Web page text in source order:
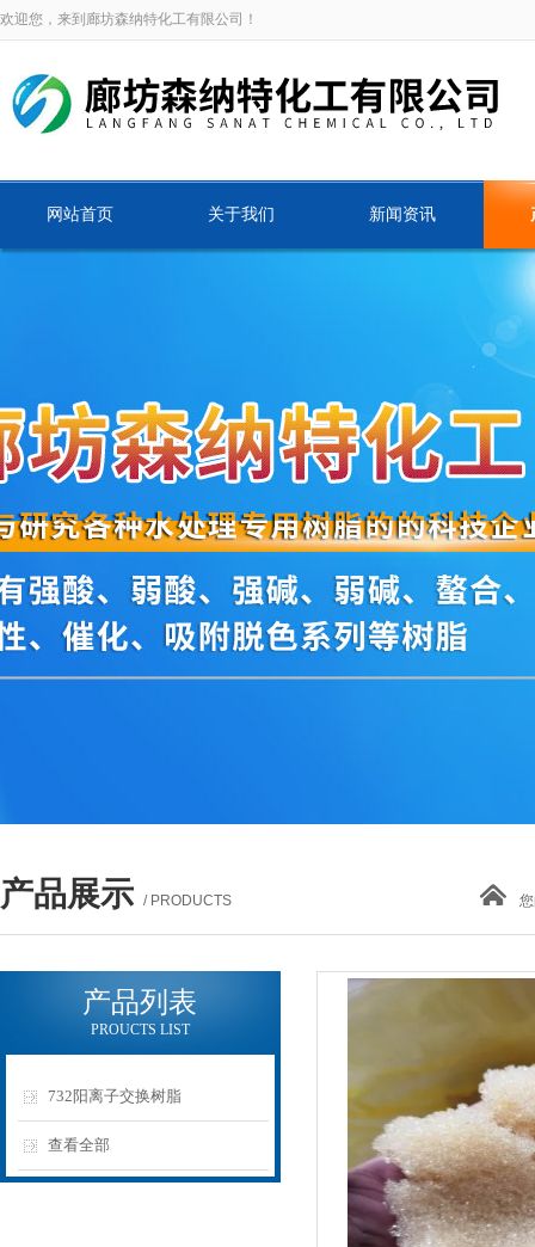
欢迎您，来到廊坊森纳特化工有限公司！
网站首页 关于我们 新闻资讯
产品展示 / PRODUCTS
产品列表
PROUCTS LIST
732阳离子交换树脂
查看全部